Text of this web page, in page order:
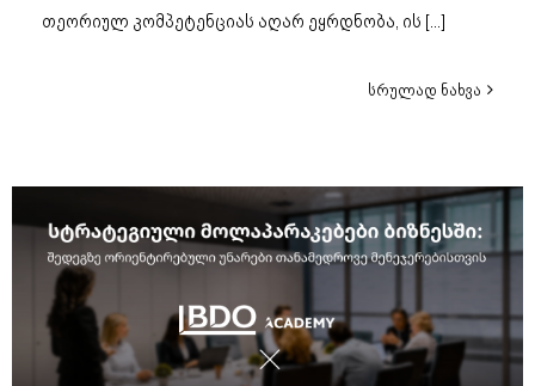
თეორიულ კომპეტენციას აღარ ეყრდნობა, ის [...]
სრულად ნახვა